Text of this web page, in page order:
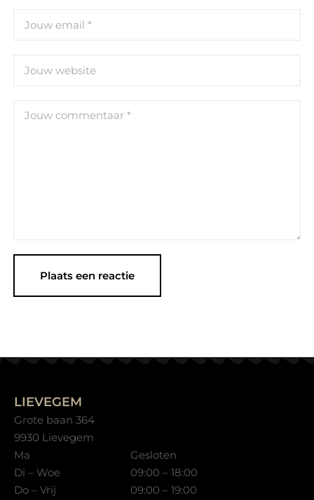
LIEVEGEM
Grote baan 364
9930 Lievegem
Ma
Gesloten
Di – Woe
09:00 – 18:00
Do – Vrij
09:00 – 19:00